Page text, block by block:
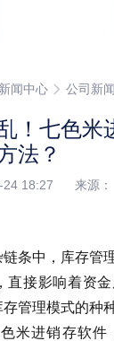
新闻中心 公司新闻
！七色米
法？
24 18:27 来源
条中，库存管
直接影响着资
管理模式的种
米进销存软